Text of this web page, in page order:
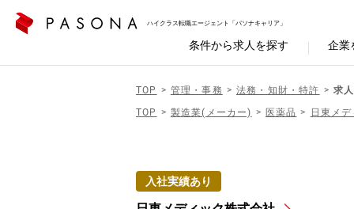
ハイクラス転職エージェント「パソナキャリア」
条件から求人を探す 企業
TOP 管理・事務 法務・知財・特許
求
TOP
製造業(メーカー) 医薬品 日東メ
入社実績あり